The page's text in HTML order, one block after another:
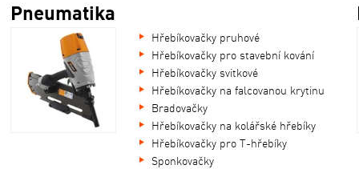
Pneumatika
Hřebíkovačky pruhové
Hřebíkovačky pro stavební kování
Hřebíkovačky svitkové
Hřebíkovačky na falcovanou krytinu
Bradovačky
Hřebíkovačky na kolářské hřebíky
Hřebíkovačky pro T-hřebíky
Sponkovačky